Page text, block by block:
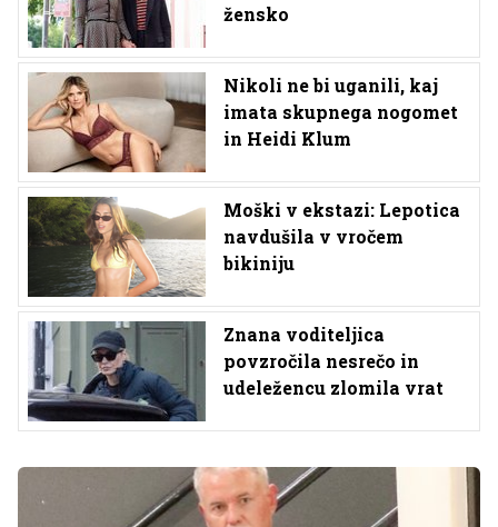
žensko
Nikoli ne bi uganili, kaj
imata skupnega nogomet
in Heidi Klum
Moški v ekstazi: Lepotica
navdušila v vročem
bikiniju
Znana voditeljica
povzročila nesrečo in
udeležencu zlomila vrat